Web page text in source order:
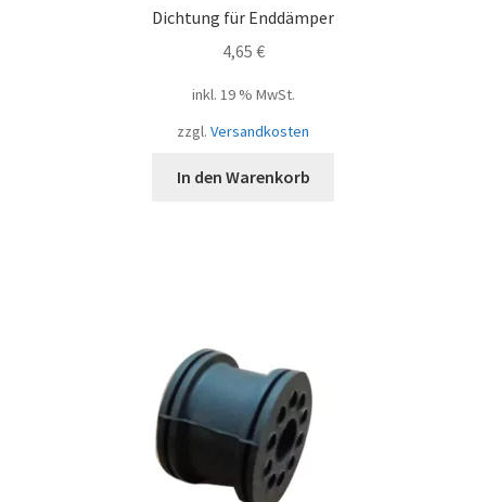
Dichtung für Enddämper
4,65 €
inkl. 19 % MwSt.
zzgl. Versandkosten
In den Warenkorb